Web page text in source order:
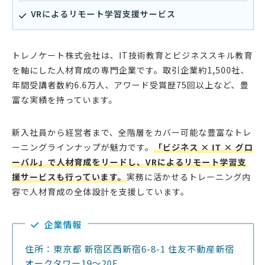
VRによるリモート学習支援サービス
トレノケート株式会社は、IT技術教育とビジネススキル教育
を軸にした人材育成の専門企業です。取引企業約1,500社、
年間受講者数約6.6万人、アワード受賞歴75回以上など、豊
富な実績を持っています。
新入社員から経営者まで、全階層をカバー可能な豊富なトレ
ーニングラインナップが魅力です。 「ビジネス × IT × グロ
ーバル」で人材育成をリードし、VRによるリモート学習支
援サービスも行っています。実務に活かせるトレーニング内
容で人材育成の全体設計を支援しています。
企業情報
住所：東京都 新宿区西新宿6-8-1 住友不動産新宿